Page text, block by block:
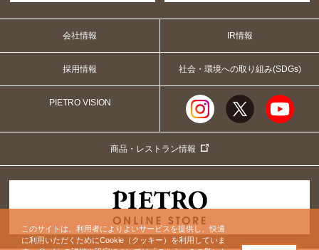
会社情報 IR情報
採用情報 社会・環境への取り組み(SDGs)
PIETRO VISION
商品・レストラン情報
このサイトは、利用者によりよいサービスを提供し、快適
に利用いただくためにCookie（クッキー）を利用していま